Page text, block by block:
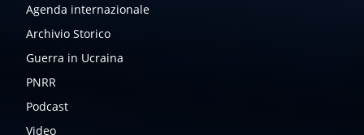
Agenda internazionale
Archivio Storico
Guerra in Ucraina
PNRR
Podcast
Video